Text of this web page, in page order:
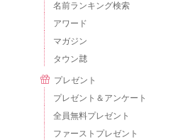
名前ランキング検索
アワード
マガジン
タウン誌
プレゼント
プレゼント＆アンケート
全員無料プレゼント
ファーストプレゼント